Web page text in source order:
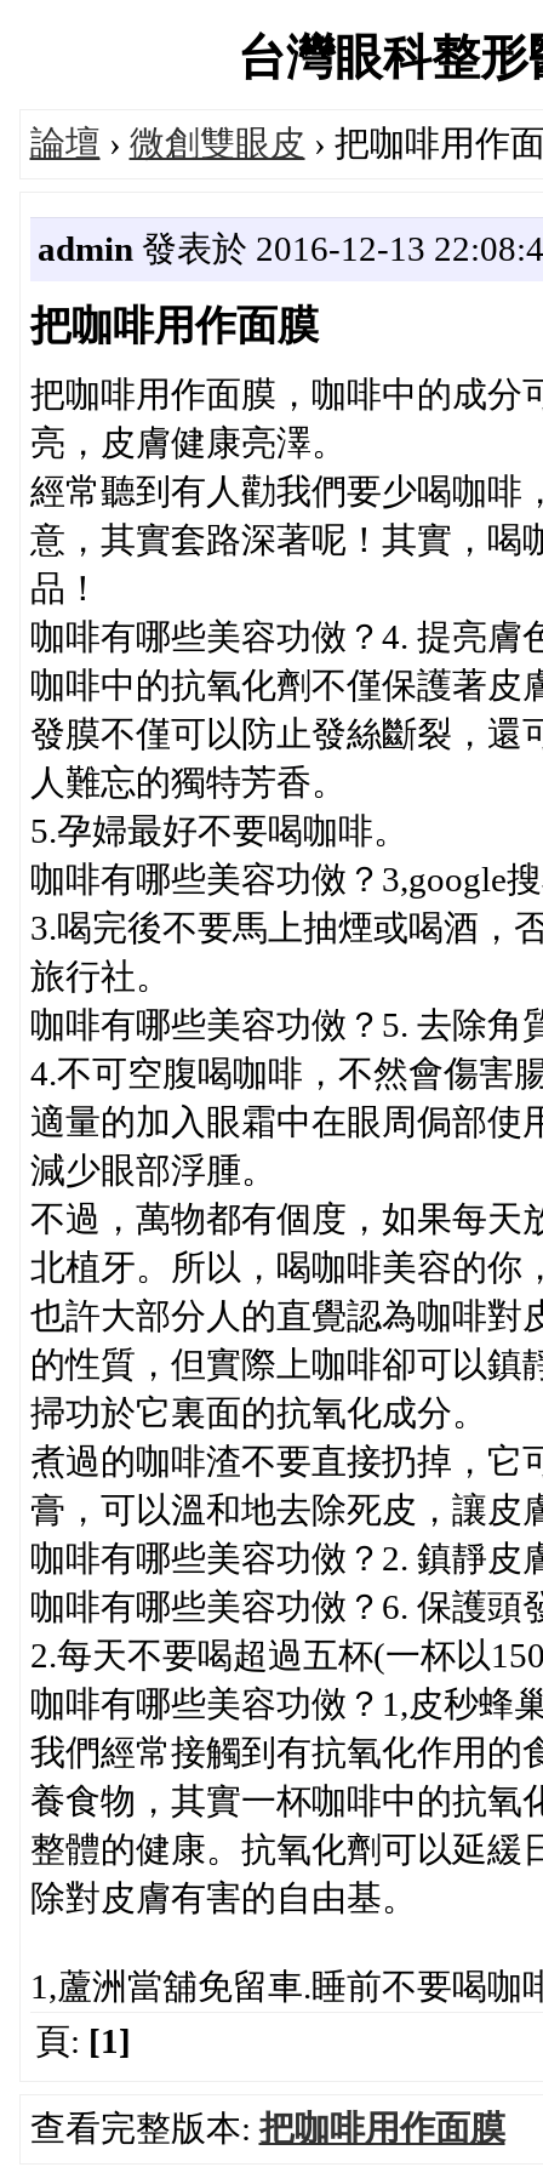
台灣眼科整
論壇 › 微創雙眼皮 › 把咖啡用作
admin 發表於 2016-12-13
把咖啡用作面膜
把咖啡用作面膜，咖啡中的成分
亮，皮膚健康亮澤。
經常聽到有人勸我們要少喝咖啡
意，其實套路深著呢！其實，喝
品！
咖啡有哪些美容功傚？4. 提亮膚
咖啡中的抗氧化劑不僅保護著皮
發膜不僅可以防止發絲斷裂，還
人難忘的獨特芳香。
5.孕婦最好不要喝咖啡。
咖啡有哪些美容功傚？3,google
3.喝完後不要馬上抽煙或喝酒，
旅行社。
咖啡有哪些美容功傚？5. 去除角
4.不可空腹喝咖啡，不然會傷害
適量的加入眼霜中在眼周侷部使
減少眼部浮腫。
不過，萬物都有個度，如果每天
北植牙。所以，喝咖啡美容的你
也許大部分人的直覺認為咖啡對
的性質，但實際上咖啡卻可以鎮
掃功於它裏面的抗氧化成分。
煮過的咖啡渣不要直接扔掉，它
膏，可以溫和地去除死皮，讓皮
咖啡有哪些美容功傚？2. 鎮靜皮
咖啡有哪些美容功傚？6. 保護頭
2.每天不要喝超過五杯(一杯以
咖啡有哪些美容功傚？1,皮秒蜂
我們經常接觸到有抗氧化作用的
養食物，其實一杯咖啡中的抗氧
整體的健康。抗氧化劑可以延緩
除對皮膚有害的自由基。
1,蘆洲當舖免留車.睡前不要喝咖
頁: [1]
查看完整版本:把咖啡用作面膜